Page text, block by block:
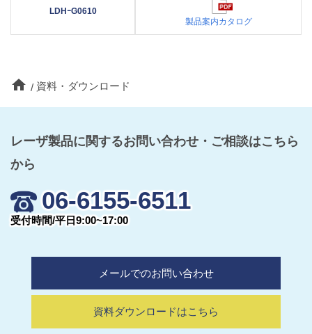
LDHｰG0610
製品案内カタログ
home 資料・ダウンロード
レーザ製品に関するお問い合わせ・ご相談はこちら
から
06-6155-6511
受付時間/平日9:00~17:00
メールでのお問い合わせ
資料ダウンロードはこちら